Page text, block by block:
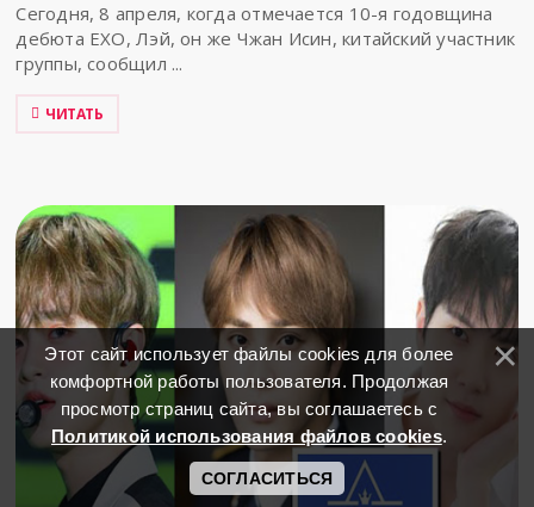
Сегодня, 8 апреля, когда отмечается 10-я годовщина
дебюта EXO, Лэй, он же Чжан Исин, китайский участник
группы, сообщил ...
ЧИТАТЬ
Этот сайт использует файлы cookies для более
комфортной работы пользователя. Продолжая
просмотр страниц сайта, вы соглашаетесь с
Политикой использования файлов cookies.
СОГЛАСИТЬСЯ